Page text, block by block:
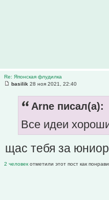
Re: Японская флудилка
basilik 28 ноя 2021, 22:40
Arne писал(а):
Все идеи
щас тебя за
2 человек отметили этот пост как